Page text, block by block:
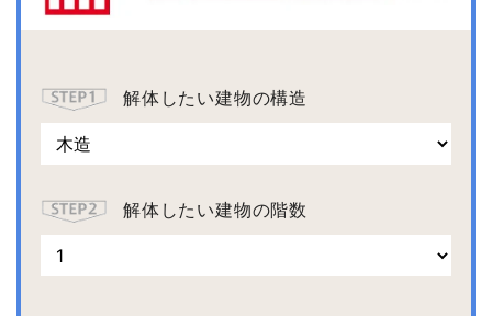
解体したい建物の構造
解体したい建物の階数